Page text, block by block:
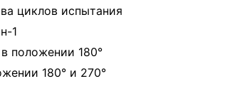
циклов испытания
1
положении 180°
180° и 270°